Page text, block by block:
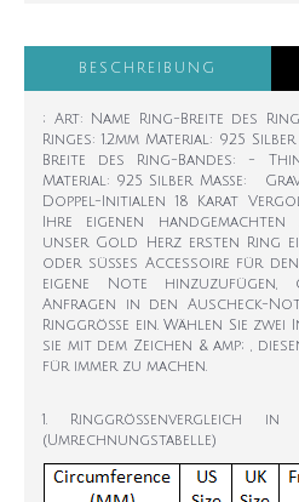
BESCHREIBUNG
; Art: Name Ring-Breite des
Ringes: 1.2mm Material: 925
Breite des Ring-Bandes: -
Material: 925 Silber Maße:
Doppel-Initialen 18 Karat
Ihre eigenen handgemachten
unser Gold Herz ersten Ring
oder süßes Accessoire für
eigene Note hinzuzufügen,
Anfragen in den Auscheck-
Ringgröße ein. Wählen Sie zwei
sie mit dem Zeichen & amp; ,
für immer zu machen.
1. Ringgrößenvergleich in
(Umrechnungstabelle)